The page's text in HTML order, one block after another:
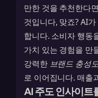
만한 것을 추천한다
것입니다, 맞죠? AI
합니다. 소비자 행동
가치 있는 경험을 만
강력한 브랜드 충성
로 이어집니다. 매출
AI 주도 인사이트